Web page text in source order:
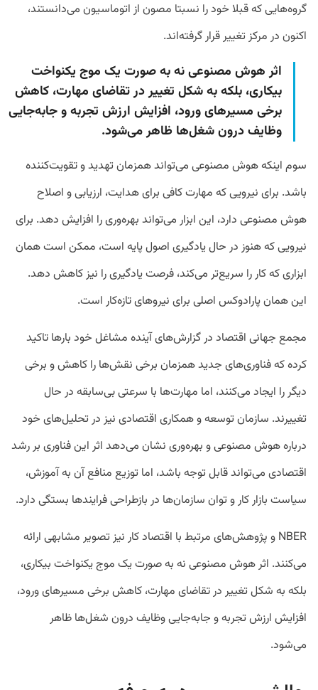
گروه‌هایی که قبلا خود را نسبتا مصون از اتوماسیون می‌دانستند،
اکنون در مرکز تغییر قرار گرفته‌اند.
اثر هوش مصنوعی نه به صورت یک موج یکنواخت
بیکاری، بلکه به شکل تغییر در تقاضای مهارت، کاهش
برخی مسیرهای ورود، افزایش ارزش تجربه و جابه‌جایی
وظایف درون شغل‌ها ظاهر می‌شود.
سوم اینکه هوش مصنوعی می‌تواند همزمان تهدید و تقویت‌کننده
باشد. برای نیرویی که مهارت کافی برای هدایت، ارزیابی و اصلاح
هوش مصنوعی دارد، این ابزار می‌تواند بهره‌وری را افزایش دهد. برای
نیرویی که هنوز در حال یادگیری اصول پایه است، ممکن است همان
ابزاری که کار را سریع‌تر می‌کند، فرصت یادگیری را نیز کاهش دهد.
این همان پارادوکس اصلی برای نیروهای تازه‌کار است.
مجمع جهانی اقتصاد در گزارش‌های آینده مشاغل خود بارها تاکید
کرده که فناوری‌های جدید همزمان برخی نقش‌ها را کاهش و برخی
دیگر را ایجاد می‌کنند، اما مهارت‌ها با سرعتی بی‌سابقه در حال
تغییرند. سازمان توسعه و همکاری اقتصادی نیز در تحلیل‌های خود
درباره هوش مصنوعی و بهره‌وری نشان می‌دهد اثر این فناوری بر رشد
اقتصادی می‌تواند قابل توجه باشد، اما توزیع منافع آن به آموزش،
سیاست بازار کار و توان سازمان‌ها در بازطراحی فرایندها بستگی دارد.
NBER و پژوهش‌های مرتبط با اقتصاد کار نیز تصویر مشابهی ارائه
می‌کنند. اثر هوش مصنوعی نه به صورت یک موج یکنواخت بیکاری،
بلکه به شکل تغییر در تقاضای مهارت، کاهش برخی مسیرهای ورود،
افزایش ارزش تجربه و جابه‌جایی وظایف درون شغل‌ها ظاهر
می‌شود.